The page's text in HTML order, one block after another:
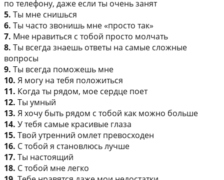
по телефону, даже если ты очень занят
5. Ты мне снишься
6. Ты часто звонишь мне «просто так»
7. Мне нравиться с тобой просто молчать
8. Ты всегда знаешь ответы на самые сложные
вопросы
9. Ты всегда поможешь мне
10. Я могу на тебя положиться
11. Когда ты рядом, мое сердце поет
12. Ты умный
13. Я хочу быть рядом с тобой как можно больше
14. У тебя самые красивые глаза
15. Твой утренний омлет превосходен
16. С тобой я становлюсь лучше
17. Ты настоящий
18. С тобой мне легко